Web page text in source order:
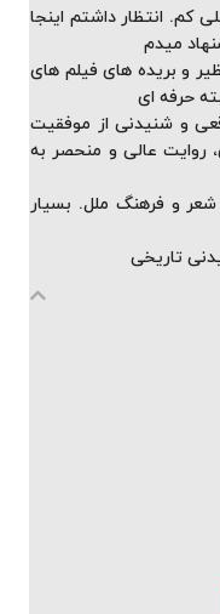
کم. انتظار داشتم اینجا
میدم
و بریده های فیلم های
حرفه ای
و شنیدنی از موفقیت
عالی و منحصر به
شعر و فرهنگ ملل. بسیار
تاریخی